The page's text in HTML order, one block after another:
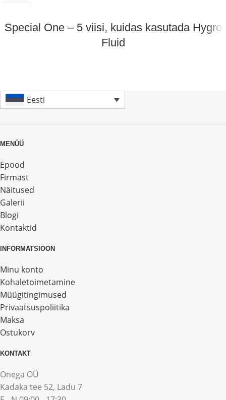
Special One – 5 viisi, kuidas kasutada Hygro
Fluid
Eesti
MENÜÜ
Epood
Firmast
Näitused
Galerii
Blogi
Kontaktid
INFORMATSIOON
Minu konto
Kohaletoimetamine
Müügitingimused
Privaatsuspoliitika
Maksa
Ostukorv
KONTAKT
Onega OÜ
Kadaka tee 52, Ladu 7